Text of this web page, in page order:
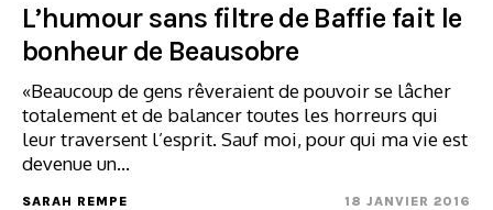
L’humour sans filtre de Baffie fait le
bonheur de Beausobre
«Beaucoup de gens rêveraient de pouvoir se lâcher
totalement et de balancer toutes les horreurs qui
leur traversent l’esprit. Sauf moi, pour qui ma vie est
devenue un…
SARAH REMPE 18 JANVIER 2016